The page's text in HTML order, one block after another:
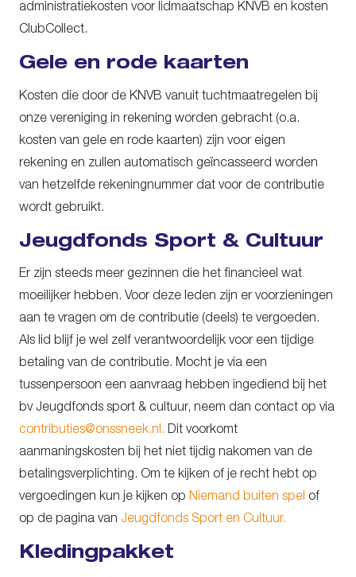
administratiekosten voor lidmaatschap KNVB en kosten
ClubCollect.
Gele en rode kaarten
Kosten die door de KNVB vanuit tuchtmaatregelen bij
onze vereniging in rekening worden gebracht (o.a.
kosten van gele en rode kaarten) zijn voor eigen
rekening en zullen automatisch geïncasseerd worden
van hetzelfde rekeningnummer dat voor de contributie
wordt gebruikt.
Jeugdfonds Sport & Cultuur
Er zijn steeds meer gezinnen die het financieel wat
moeilijker hebben. Voor deze leden zijn er voorzieningen
aan te vragen om de contributie (deels) te vergoeden.
Als lid blijf je wel zelf verantwoordelijk voor een tijdige
betaling van de contributie. Mocht je via een
tussenpersoon een aanvraag hebben ingediend bij het
bv Jeugdfonds sport & cultuur, neem dan contact op via
contributies@onssneek.nl. Dit voorkomt
aanmaningskosten bij het niet tijdig nakomen van de
betalingsverplichting. Om te kijken of je recht hebt op
vergoedingen kun je kijken op Niemand buiten spel of
op de pagina van Jeugdfonds Sport en Cultuur.
Kledingpakket